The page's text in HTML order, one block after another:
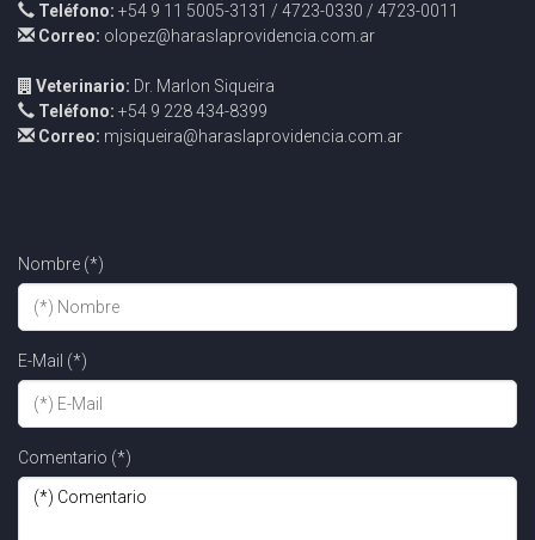
Teléfono: +54 9 11 5005-3131 / 4723-0330 / 4723-0011
Correo: olopez@haraslaprovidencia.com.ar
Veterinario: Dr. Marlon Siqueira
Teléfono: +54 9 228 434-8399
Correo: mjsiqueira@haraslaprovidencia.com.ar
Nombre (*)
E-Mail (*)
Comentario (*)